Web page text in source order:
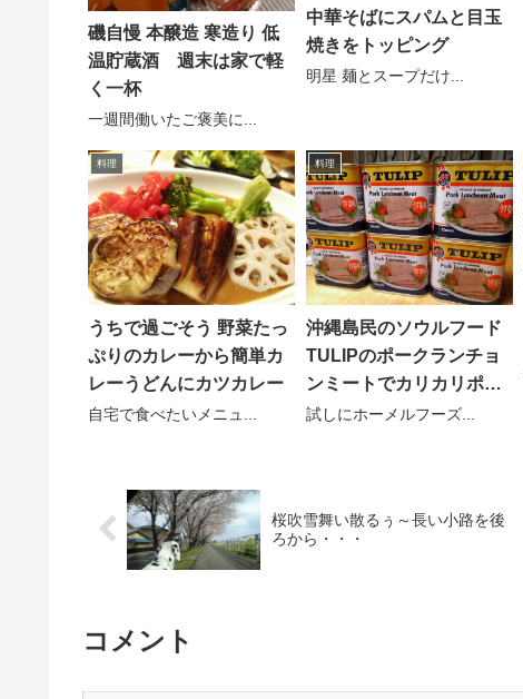
磯自慢 本醸造 寒造り 低
温貯蔵酒 週末は家で軽
く一杯
一週間働いたご褒美に...
中華そばにスパムと目玉
焼きをトッピング
明星 麺とスープだけ...
料理
うちで過ごそう 野菜たっ
ぷりのカレーから簡単カ
レーうどんにカツカレー
自宅で食べたいメニュ...
料理
沖縄島民のソウルフード
TULIPのポークランチョ
ンミートでカリカリポー
ク
試しにホーメルフーズ...
桜吹雪舞い散るぅ～長い小路を後
ろから・・・
コメント